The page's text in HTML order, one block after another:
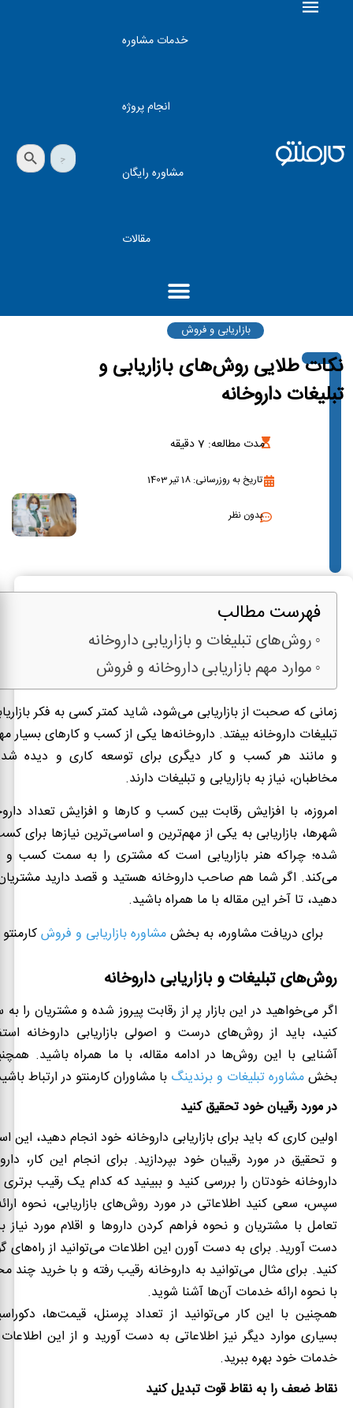
خدمات مشاوره
انجام پروژه
مشاوره رایگان
مقالات
جستجو
برای:
دکمه جستجو
بازاریابی و فروش
نکات طلایی روش‌های بازاریابی و
تبلیغات داروخانه
مدت مطالعه: 7دقیقه
تاریخ به روزرسانی: 18 تیر 1403
بدون نظر
فهرست مطالب
روش‌های تبلیغات و بازاریابی داروخانه
موارد مهم بازاریابی داروخانه و فروش
زمانی که صحبت از بازاریابی می‌شود، شاید کمتر کسی به فکر
تبلیغات داروخانه بیفتد. داروخانه‌ها یکی از کسب و کارهای بسیار
و مانند هر کسب و کار دیگری برای توسعه کاری و دیده
مخاطبان، نیاز به بازاریابی و تبلیغات دارند.
امروزه، با افزایش رقابت بین کسب و کارها و افزایش تعداد
شهرها، بازاریابی به یکی از مهم‌ترین و اساسی‌ترین نیازها برای
شده؛ چراکه هنر بازاریابی است که مشتری را به سمت کسب و
می‌کند. اگر شما هم صاحب داروخانه هستید و قصد دارید
دهید، تا آخر این مقاله با ما همراه باشید.
برای دریافت مشاوره، به بخشمشاوره بازاریابی و فروش
روش‌های تبلیغات و بازاریابی داروخانه
اگر می‌خواهید در این بازار پر از رقابت پیروز شده و مشتریان
کنید، باید از روش‌های درست و اصولی بازاریابی داروخانه
آشنایی با این روش‌ها در ادامه مقاله، با ما همراه باشید.
بخشمشاوره تبلیغات و برندینگ با مشاوران کارمنتو در ارتباط
در مورد رقیبان خود تحقیق کنید
اولین کاری که باید برای بازاریابی داروخانه خود انجام دهید،
و تحقیق در مورد رقیبان خود بپردازید. برای انجام این کار،
داروخانه خودتان را بررسی کنید و ببینید که کدام یک رقیب
سپس، سعی کنید اطلاعاتی در مورد روش‌های بازاریابی، نحوه
تعامل با مشتریان و نحوه فراهم کردن داروها و اقلام مورد نیاز
دست آورید. برای به دست آورن این اطلاعات می‌توانید از راه‌های
کنید. برای مثال می‌توانید به داروخانه رقیب رفته و با خرید
با نحوه ارائه خدمات آن‌ها آشنا شوید.
همچنین با این کار می‌توانید از تعداد پرسنل، قیمت‌ها،
بسیاری موارد دیگر نیز اطلاعاتی به دست آورید و از این
خدمات خود بهره ببرید.
نقاط ضعف را به نقاط قوت تبدیل کنید